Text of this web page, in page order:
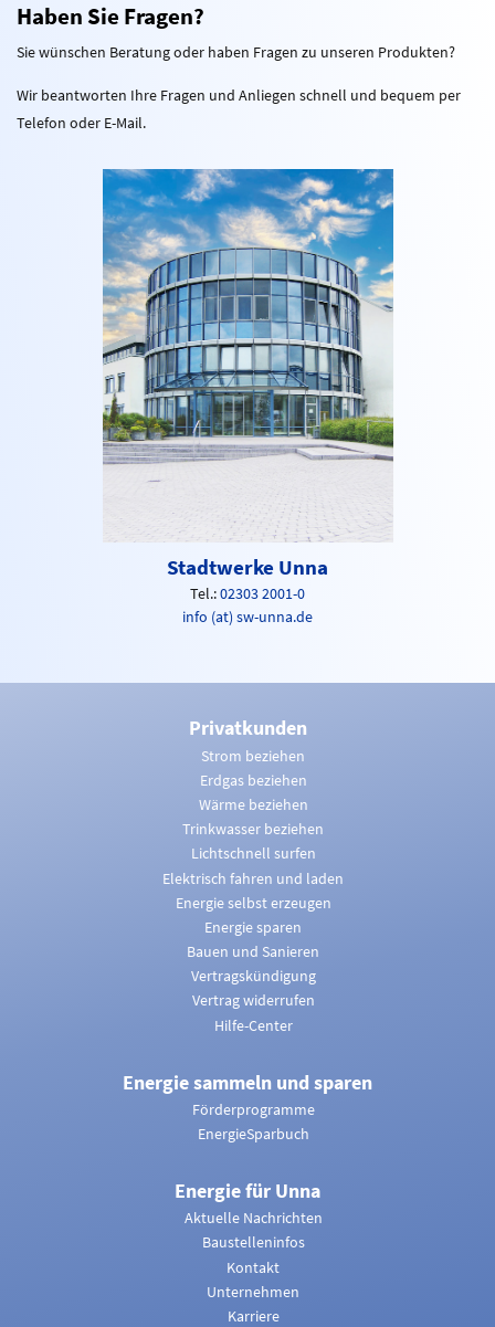
Haben Sie Fragen?
Sie wünschen Beratung oder haben Fragen zu unseren Produkten?
Wir beantworten Ihre Fragen und Anliegen schnell und bequem per
Telefon oder E-Mail.
Stadtwerke Unna
Tel.:02303 2001-0
info (at) sw-unna.de
Privatkunden
Strom beziehen
Erdgas beziehen
Wärme beziehen
Trinkwasser beziehen
Lichtschnell surfen
Elektrisch fahren und laden
Energie selbst erzeugen
Energie sparen
Bauen und Sanieren
Vertragskündigung
Vertrag widerrufen
Hilfe-Center
Energie sammeln und sparen
Förderprogramme
EnergieSparbuch
Energie für Unna
Aktuelle Nachrichten
Baustelleninfos
Kontakt
Unternehmen
Karriere